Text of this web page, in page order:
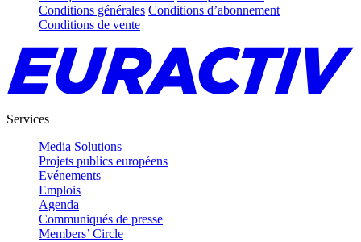
Conditions générales Conditions d’abonnement
Conditions de vente
Services
Media Solutions
Projets publics européens
Evénements
Emplois
Agenda
Communiqués de presse
Members’ Circle